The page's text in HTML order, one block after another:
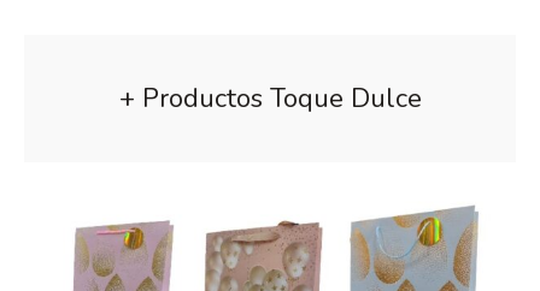
+ Productos Toque Dulce